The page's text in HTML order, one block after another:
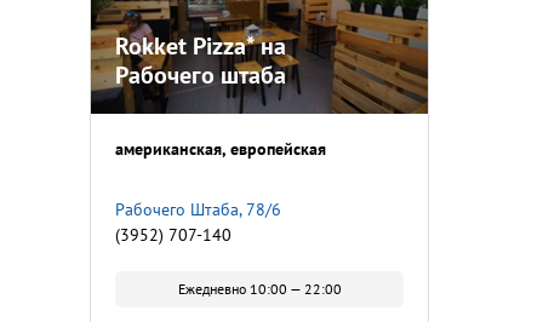
Rokket Pizza* на
Рабочего штаба
американская европейская
Рабочего Штаба, 78/6
(3952) 707-140
Ежедневно 10:00 — 22:00